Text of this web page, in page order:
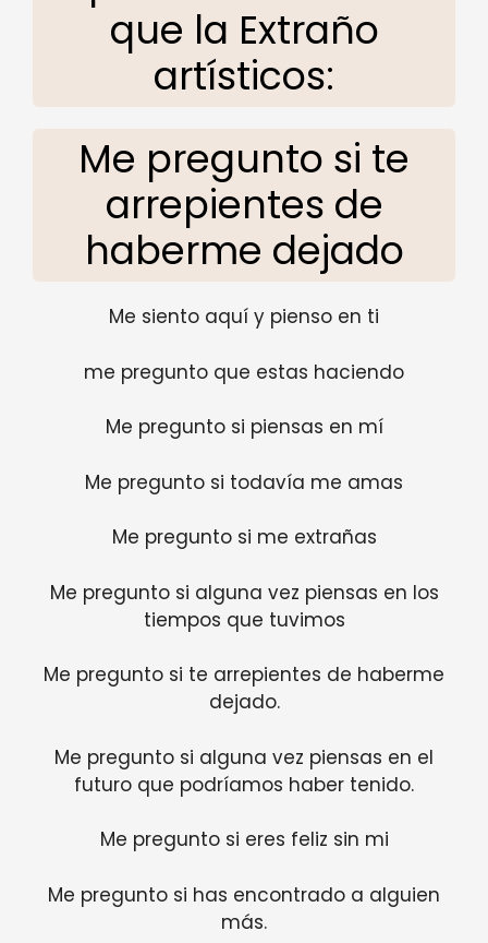
que la Extraño
artísticos:
Me pregunto si te
arrepientes de
haberme dejado
Me siento aquí y pienso en ti
me pregunto que estas haciendo
Me pregunto si piensas en mí
Me pregunto si todavía me amas
Me pregunto si me extrañas
Me pregunto si alguna vez piensas en los
tiempos que tuvimos
Me pregunto si te arrepientes de haberme
dejado.
Me pregunto si alguna vez piensas en el
futuro que podríamos haber tenido.
Me pregunto si eres feliz sin mi
Me pregunto si has encontrado a alguien
más.